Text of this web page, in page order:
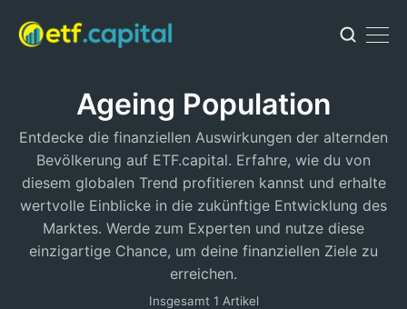
Ageing Population
Entdecke die finanziellen Auswirkungen der alternden
Bevölkerung auf ETF.capital. Erfahre, wie du von
diesem globalen Trend profitieren kannst und erhalte
wertvolle Einblicke in die zukünftige Entwicklung des
Marktes. Werde zum Experten und nutze diese
einzigartige Chance, um deine finanziellen Ziele zu
erreichen.
Insgesamt 1 Artikel